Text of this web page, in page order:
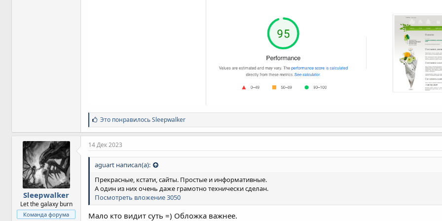
С
и
м
п
а
т
и
:
Это понравилосьSleepwalker
Sleepwalker
Let the galaxy burn
Команда форума
14 Дек 2023
aguart написал(а):
Прекрасные, кстати, сайты. Простые и информативные.
А один из них очень даже грамотно технически сделан.
Посмотреть вложение 3050
Мало кто видит суть =) Обложка важнее.